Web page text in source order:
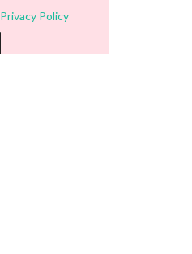
Privacy Policy